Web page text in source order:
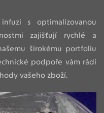
s optimalizovanou
zajišťují rychlé a
širokému portfoliu
podpoře vám rádi
vašeho zboží.